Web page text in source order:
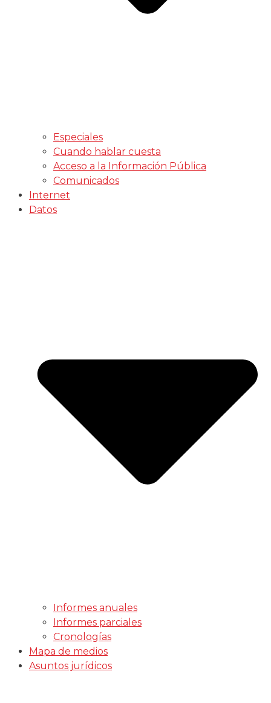
Especiales
Cuando hablar cuesta
Acceso a la Información Pública
Comunicados
Internet
Datos
Informes anuales
Informes parciales
Cronologías
Mapa de medios
Asuntos jurídicos